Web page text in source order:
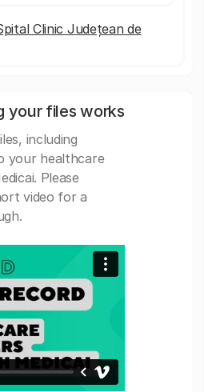
Clinic Județean de
your files works
including
your healthcare
Please
video for a